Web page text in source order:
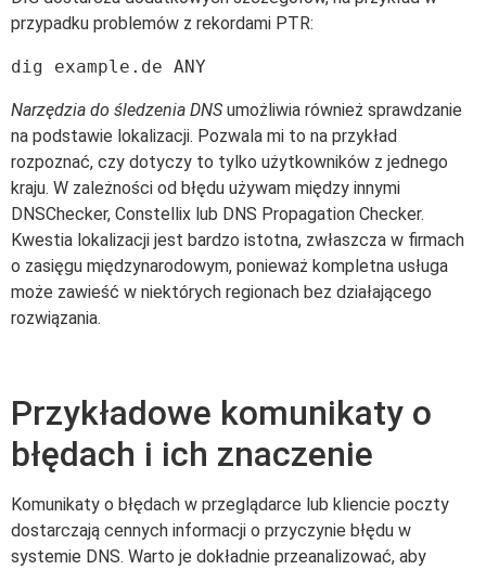
przypadku problemów z rekordami PTR:
dig example.de ANY
Narzędzia do śledzenia DNSumożliwia również sprawdzanie
na podstawie lokalizacji. Pozwala mi to na przykład
rozpoznać, czy dotyczy to tylko użytkowników z jednego
kraju. W zależności od błędu używam między innymi
DNSChecker, Constellix lub DNS Propagation Checker.
Kwestia lokalizacji jest bardzo istotna, zwłaszcza w firmach
o zasięgu międzynarodowym, ponieważ kompletna usługa
może zawieść w niektórych regionach bez działającego
rozwiązania.
Przykładowe komunikaty o
błędach i ich znaczenie
Komunikaty o błędach w przeglądarce lub kliencie poczty
dostarczają cennych informacji o przyczynie błędu w
systemie DNS. Warto je dokładnie przeanalizować, aby